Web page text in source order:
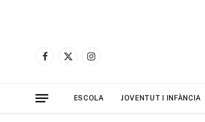
Facebook
X
Instagram
ESCOLA JOVENTUT I INFÀNCIA